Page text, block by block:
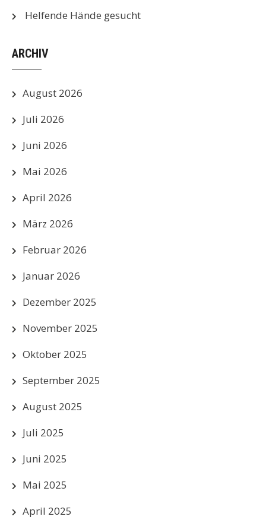
Helfende Hände gesucht
ARCHIV
August 2026
Juli 2026
Juni 2026
Mai 2026
April 2026
März 2026
Februar 2026
Januar 2026
Dezember 2025
November 2025
Oktober 2025
September 2025
August 2025
Juli 2025
Juni 2025
Mai 2025
April 2025